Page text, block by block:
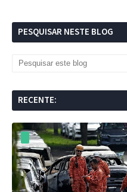
PESQUISAR NESTE BLOG
RECENTE: